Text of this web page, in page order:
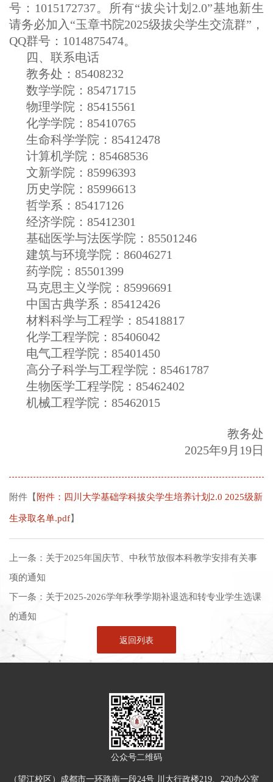
号：1015172737。所有“拔尖计划2.0”基地新生
请务必加入“玉章书院2025级拔尖学生交流群”，
QQ群号：1014875474。
四、联系电话
教务处 ： 85408232
数学学院：85471715
物理学院：85415561
化学学院：85410765
生命科学学院：85412478
计算机学院：85468536
文新学院：85996393
历史学院：85996613
哲学系：85417126
经济学院：85412301
基础医学与法医学院：85501246
建筑与环境学院：86046271
药学院：85501399
马克思主义学院：85996691
中国古典学系：85412426
材料科学与工程学：85418817
化学工程学院：85406042
电气工程学院：85401450
高分子科学与工程学院：85461787
生物医学工程学院：85462402
机械工程学院：85462015
教务处
2025年9月19日
附件【 附件：四川大学基础学科拔尖学生培养计划2.0 2025级新
生录取名单.pdf】
上一条： 关于2025年国庆节、中秋节放假本科教学安排有关事
项的通知
下一条： 关于2025-2026学年秋季学期补退选和转专业学生选课
的通知
返回列表
公众号二维码
（望江校区）成都市一环路南一段24号 川大行政楼219、220办公室